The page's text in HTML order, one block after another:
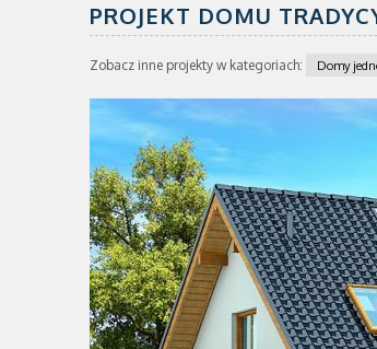
PROJEKT DOMU
Zobacz inne projekty w kategoriach: Domy